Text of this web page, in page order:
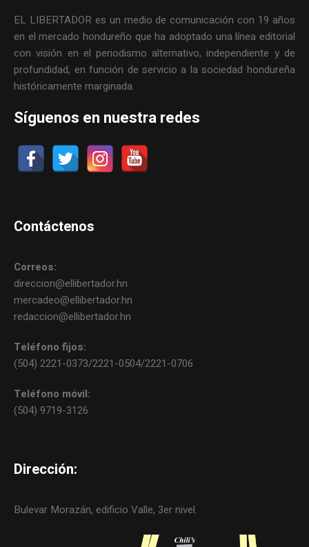
EL LIBERTADOR es un medio de comunicación con 19 años
en el mercado hondureño que ha adoptado una línea editorial
con visión en el periodismo alternativo, independiente y de
profundidad, en función de servicio a la sociedad hondureña
históricamente marginada.
Síguenos en nuestra redes
Contáctenos
Correos:
direccion@ellibertador.hn
mercadeo@ellibertador.hn
redaccion@ellibertador.hn
Teléfono fijos:
(504) 2221-0373/2221-0504/2221-0706
Teléfono móvil:
(504) 9719-3126
Dirección:
Bulevar Morazán, edificio Valle, 3er nivel.